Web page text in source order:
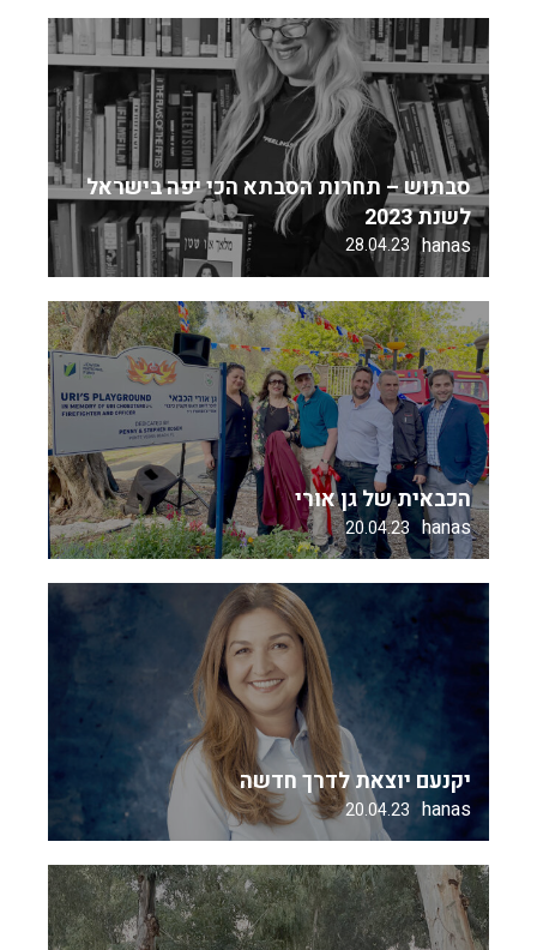
סבתוש – תחרות הסבתא הכי יפה בישראל
לשנת 2023
hanas
28.04.23
הכבאית של גן אורי
hanas
20.04.23
יקנעם יוצאת לדרך חדשה
hanas
20.04.23